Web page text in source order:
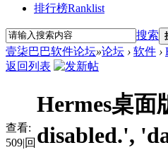
排行榜Ranklist
搜索
壹柒巴巴软件论坛»论坛 › 软件 ›
返回列表
查看:
509|回
Hermes桌面
disabled.',